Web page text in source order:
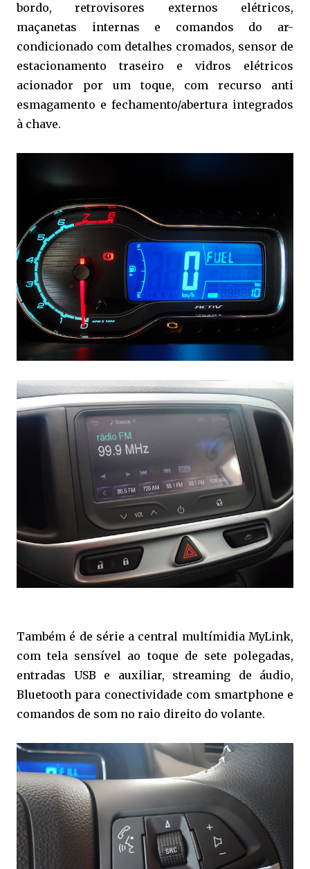
bordo, retrovisores externos elétricos,
maçanetas internas e comandos do ar-
condicionado com detalhes cromados, sensor de
estacionamento traseiro e vidros elétricos
acionador por um toque, com recurso anti
esmagamento e fechamento/abertura integrados
à chave.
Também é de série a central multímidia MyLink,
com tela sensível ao toque de sete polegadas,
entradas USB e auxiliar, streaming de áudio,
Bluetooth para conectividade com smartphone e
comandos de som no raio direito do volante.